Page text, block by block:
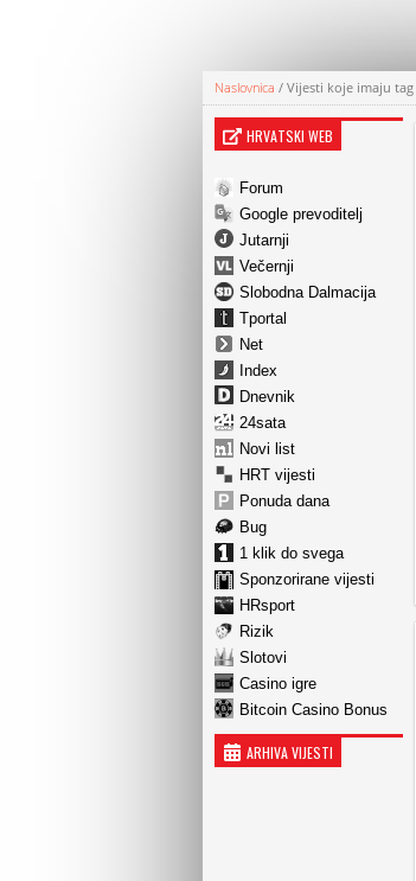
Naslovnica / Vijesti koje imaju tag
HRVATSKI WEB
Forum
Google prevoditelj
Jutarnji
Večernji
Slobodna Dalmacija
Tportal
Net
Index
Dnevnik
24sata
Novi list
HRT vijesti
Ponuda dana
Bug
1 klik do svega
Sponzorirane vijesti
HRsport
Rizik
Slotovi
Casino igre
Bitcoin Casino Bonus
ARHIVA VIJESTI